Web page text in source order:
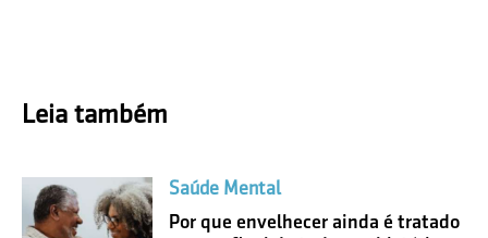
Leia também
Saúde Mental
Por que envelhecer ainda é tratado